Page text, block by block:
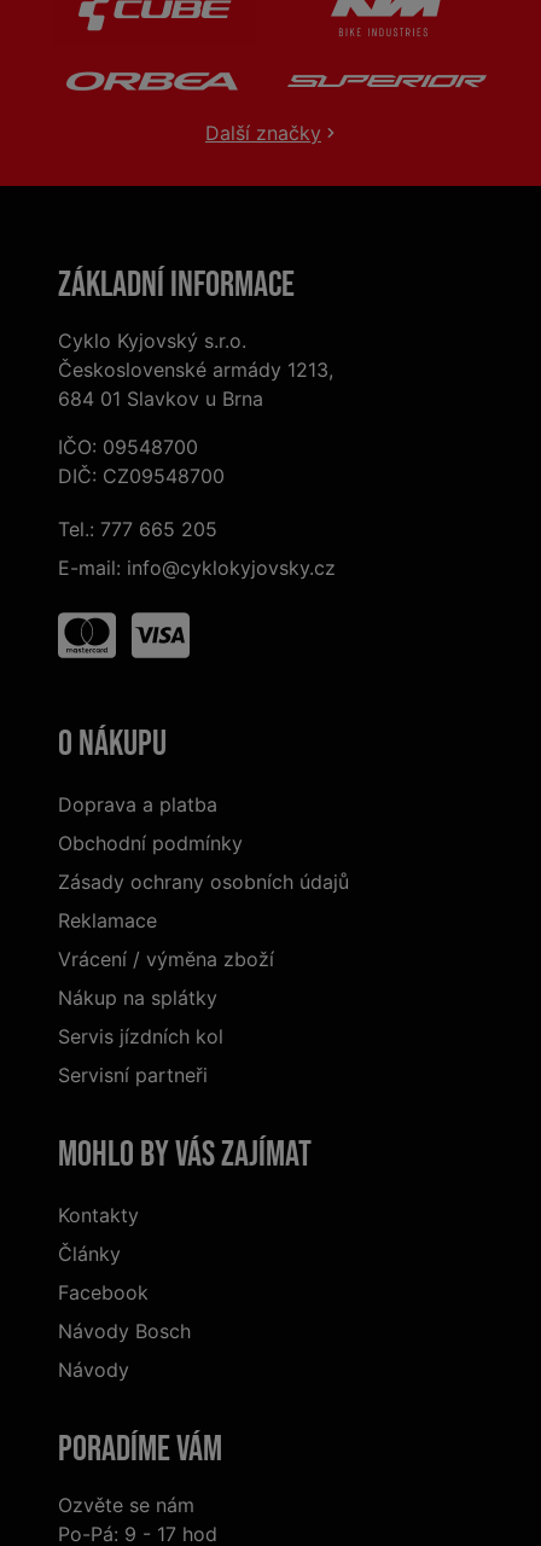
Další značky
Základní informace
Cyklo Kyjovský s.r.o.
Československé armády 1213,
684 01 Slavkov u Brna
IČO: 09548700
DIČ: CZ09548700
Tel.: 777 665 205
E-mail: info@cyklokyjovsky.cz
O nákupu
Doprava a platba
Obchodní podmínky
Zásady ochrany osobních údajů
Reklamace
Vrácení / výměna zboží
Nákup na splátky
Servis jízdních kol
Servisní partneři
Mohlo by vás zajímat
Kontakty
Články
Facebook
Návody Bosch
Návody
Poradíme Vám
Ozvěte se nám
Po-Pá: 9 - 17 hod